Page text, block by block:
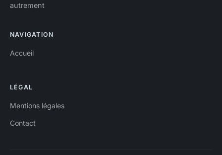
autrement
NAVIGATION
Accueil
LÉGAL
Mentions légales
Contact